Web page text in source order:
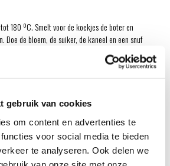
gebruik van cookies
om content en advertenties te
voor social media te bieden
te analyseren. Ook delen we
van onze site met onze
180 ºC. Smelt voor de koekjes de boter en
Doe de bloem, de suiker, de kaneel en een snuf
gesmolten boter en 2 eetlepels water toe en
glad en dik beslag. Schep er de rösti door.
met de achterkant van een vochtige lepel.
oven in 8-10 minuten goudbruin en
op een taartrooster - voorzichtig: ze zijn nog
- en laat ze afkoelen en knapperig worden.
jam. Snijd de cake in blokjes en verdeel over